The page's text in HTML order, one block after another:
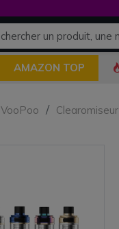
AMAZON TOP
VooPoo Clearomiseur